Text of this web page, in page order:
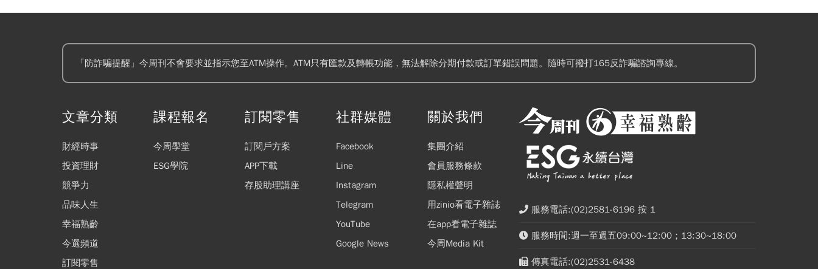
「防詐騙提醒」今周刊不會要求並指示您至ATM操作。ATM只有匯款及轉帳功能，無法解除分期付款或訂單錯誤問題。隨時可撥打165反詐騙諮詢專線。
文章分類
財經時事
投資理財
競爭力
品味人生
幸福熟齡
今選頻道
訂閱零售
課程報名
今周學堂
ESG學院
訂閱零售
訂閱戶方案
APP下載
存股助理講座
社群媒體
Facebook
Line
Instagram
Telegram
YouTube
Google News
關於我們
集團介紹
會員服務條款
隱私權聲明
用zinio看電子雜誌
在app看電子雜誌
今周Media Kit
服務電話:(02)2581-6196 按 1
服務時間:週一至週五09:00~12:00；13:30~18:00
傳真電話:(02)2531-6438